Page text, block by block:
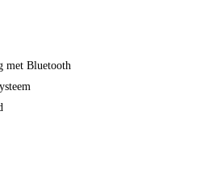
goed een 100.000 km meegaat voor
of informatie 06-
met Bluetooth